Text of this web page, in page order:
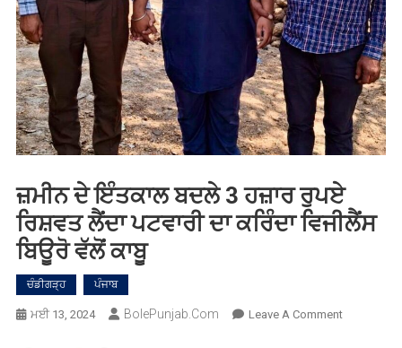
ਜ਼ਮੀਨ ਦੇ ਇੰਤਕਾਲ ਬਦਲੇ 3 ਹਜ਼ਾਰ ਰੁਪਏ
ਰਿਸ਼ਵਤ ਲੈਂਦਾ ਪਟਵਾਰੀ ਦਾ ਕਰਿੰਦਾ ਵਿਜੀਲੈਂਸ
ਬਿਊਰੋ ਵੱਲੋਂ ਕਾਬੂ
ਚੰਡੀਗੜ੍ਹ ਪੰਜਾਬ
ਮਈ 13, 2024 BolePunjab.com Leave A CommentOn